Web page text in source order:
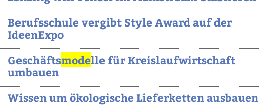
Berufsschule vergibt Style Award auf der
IdeenExpo
Geschäftsmodelle für Kreislaufwirtschaft
umbauen
Wissen um ökologische Lieferketten ausbauen